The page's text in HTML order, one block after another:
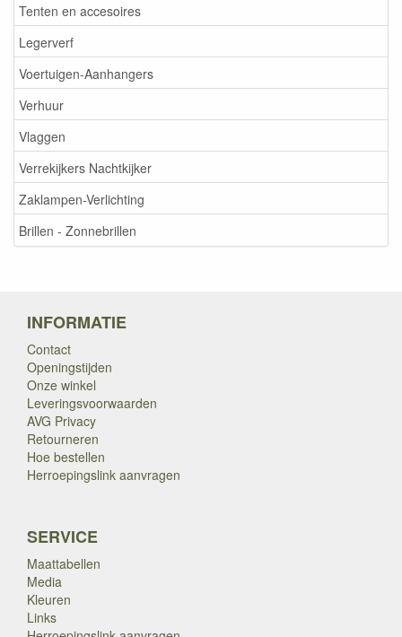
Tenten en accesoires
Legerverf
Voertuigen-Aanhangers
Verhuur
Vlaggen
Verrekijkers Nachtkijker
Zaklampen-Verlichting
Brillen - Zonnebrillen
INFORMATIE
Contact
Openingstijden
Onze winkel
Leveringsvoorwaarden
AVG Privacy
Retourneren
Hoe bestellen
Herroepingslink aanvragen
SERVICE
Maattabellen
Media
Kleuren
Links